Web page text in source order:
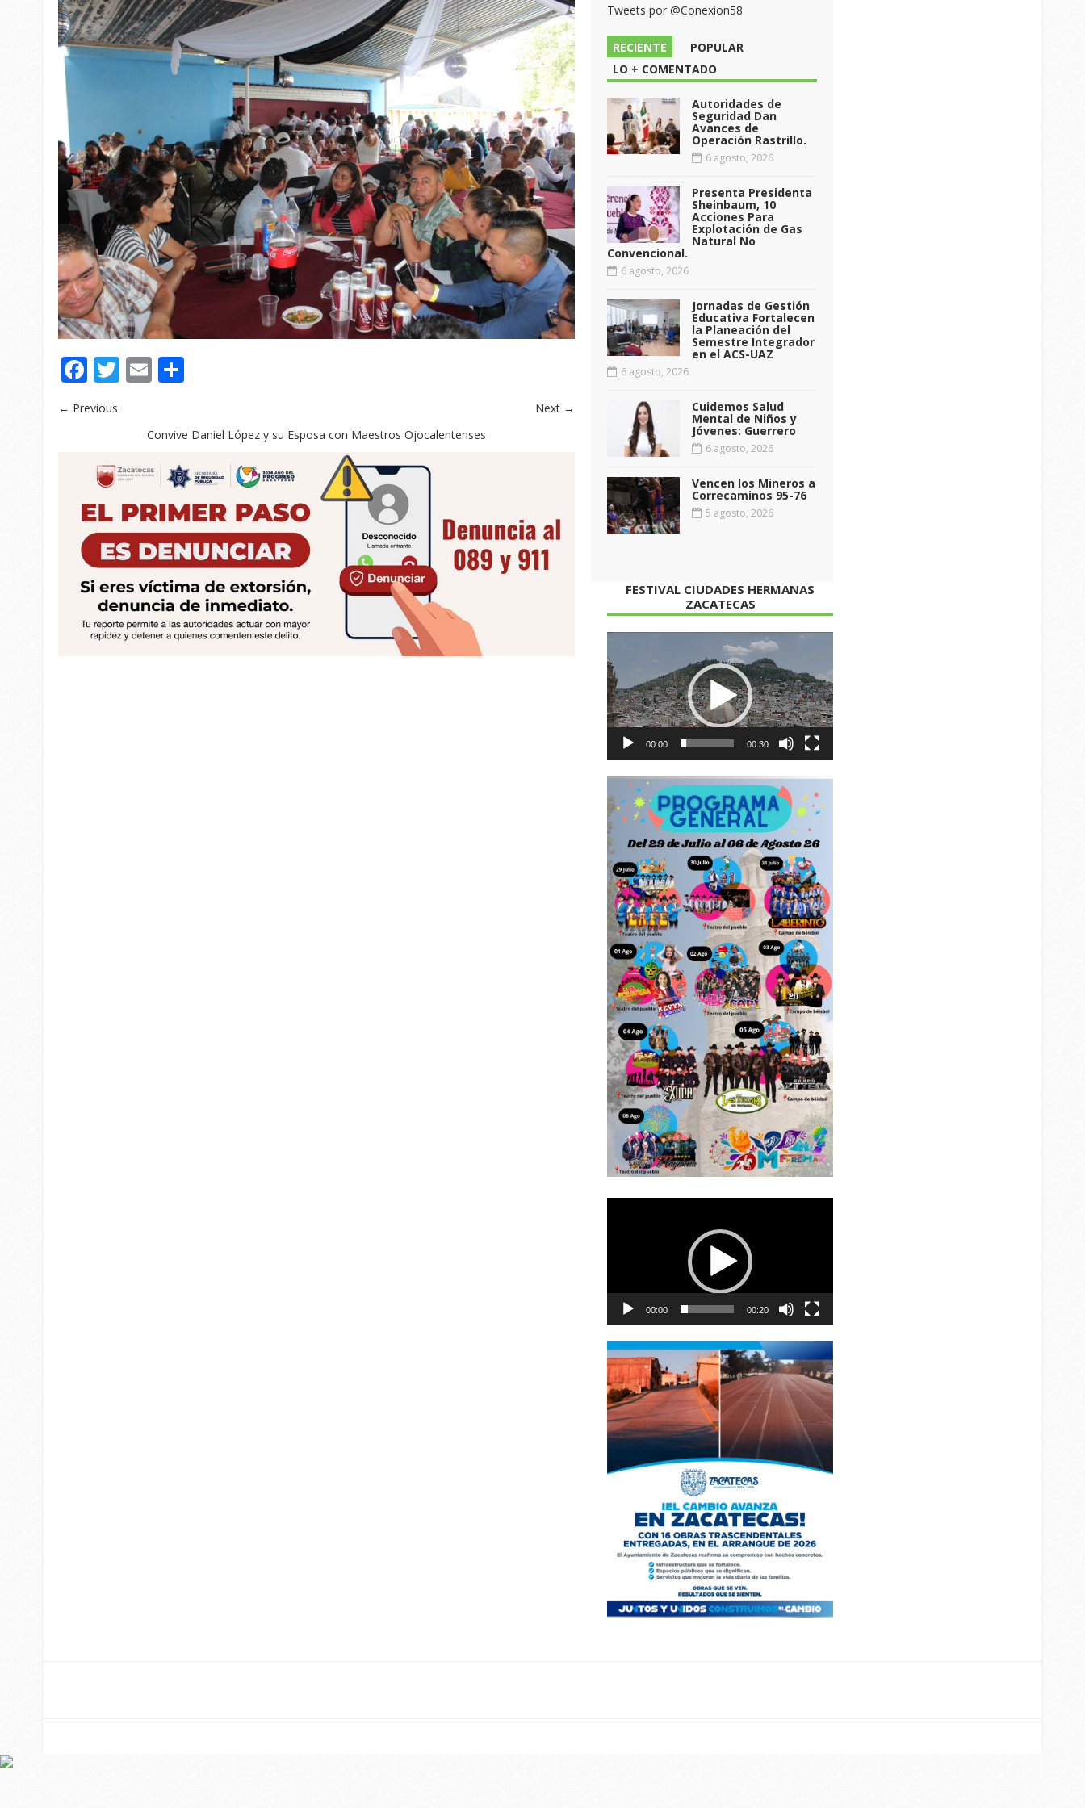
Facebook
Twitter
Email
← Previous
Next →
Convive Daniel López y su Esposa con Maestros Ojocalentenses
Tweets por @Conexion58
RECIENTE
POPULAR
LO + COMENTADO
Autoridades de
Seguridad Dan
Avances de
Operación Rastrillo.
6 agosto, 2026
Presenta Presidenta
Sheinbaum, 10
Acciones Para
Explotación de Gas
Natural No
Convencional.
6 agosto, 2026
Jornadas de Gestión
Educativa Fortalecen
la Planeación del
Semestre Integrador
en el ACS-UAZ
6 agosto, 2026
Cuidemos Salud
Mental de Niños y
Jóvenes: Guerrero
6 agosto, 2026
Vencen los Mineros a
Correcaminos 95-76
5 agosto, 2026
FESTIVAL CIUDADES HERMANAS
ZACATECAS
de
vídeo
00:00 00:30
00:00 00:20